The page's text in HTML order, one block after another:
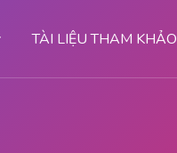
TÀI LIỆU THAM KHẢO